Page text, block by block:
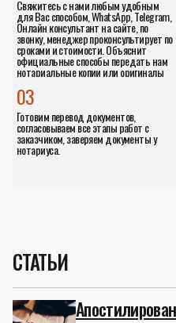
Свяжитесь с нами любым удобным
для Вас способом, WhatsApp, Telegram,
Онлайн консультант на сайте, по
звонку, менеджер проконсультирует по
сроками и стоимости. Объяснит
официальные способы передать нам
нотариальные копии или оригиналы
03
Готовим перевод документов,
согласовываем все этапы работ с
заказчиком, заверяем документы у
нотариуса.
СТАТЬИ